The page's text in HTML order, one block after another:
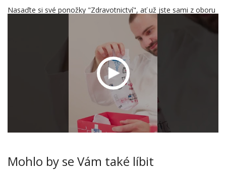
Nasaďte si své ponožky "Zdravotnictví", ať už jste sami z oboru
nebo chcete vyjádřit podporu těm, kteří nám pomáhají zůstat
zdraví. Tyto ponožky nejsou jen módním doplňkem, ale
Mohlo by se Vám také líbit